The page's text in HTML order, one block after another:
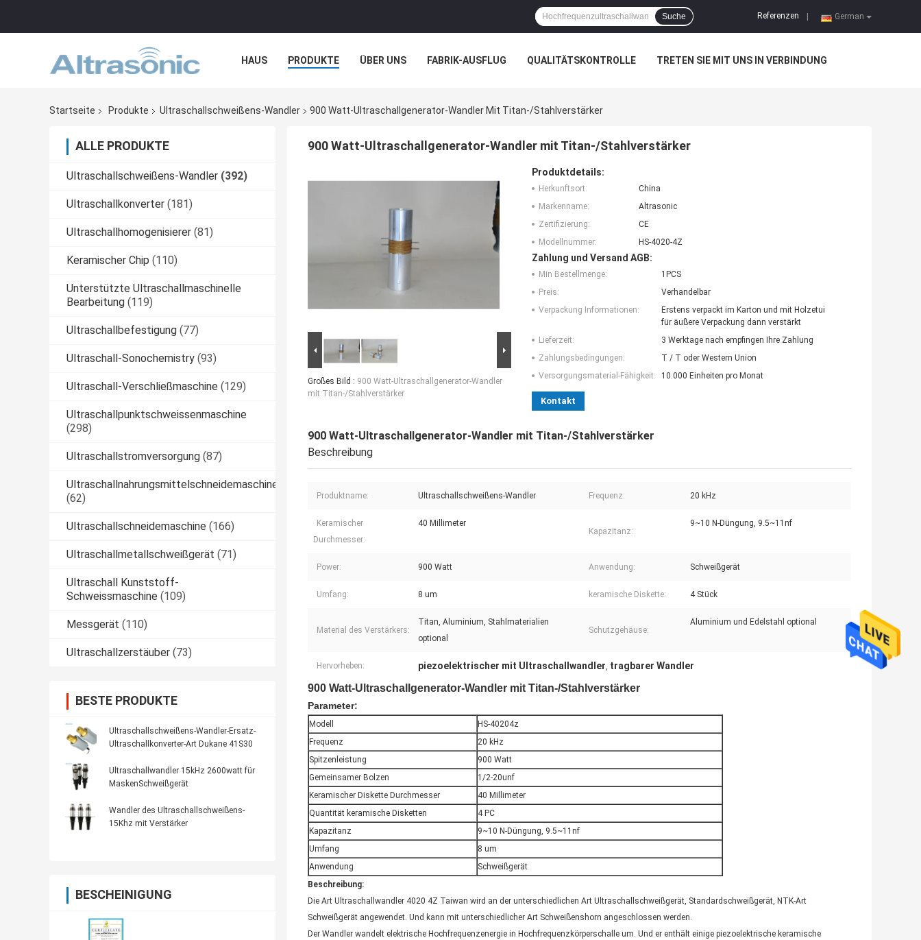
German
Referenzen
Suche
HAUS PRODUKTE ÜBER UNS FABRIK-AUSFLUG QUALITÄTSKONTROLLE TRETEN SIE MIT UNS IN VERBINDUNG
Startseite
Produkte Ultraschallschweißens-Wandler 900 Watt-Ultraschallgenerator-Wandler Mit Titan-/Stahlverstärker
ALLE PRODUKTE
Ultraschallschweißens-Wandler (392)
Ultraschallkonverter (181)
Ultraschallhomogenisierer (81)
Keramischer Chip (110)
Unterstützte Ultraschallmaschinelle
Bearbeitung (119)
Ultraschallbefestigung (77)
Ultraschall-Sonochemistry (93)
Ultraschall-Verschließmaschine (129)
Ultraschallpunktschweissenmaschine
(298)
Ultraschallstromversorgung (87)
Ultraschallnahrungsmittelschneidemaschine
(62)
Ultraschallschneidemaschine (166)
Ultraschallmetallschweißgerät (71)
Ultraschall Kunststoff-
Schweissmaschine (109)
Messgerät (110)
Ultraschallzerstäuber (73)
BESTE PRODUKTE
Ultraschallschweißens-Wandler-Ersatz-
Ultraschallkonverter-Art Dukane 41S30
Ultraschallwandler 15kHz 2600watt für
MaskenSchweißgerät
Wandler des Ultraschallschweißens-
15Khz mit Verstärker
BESCHEINIGUNG
900 Watt-Ultraschallgenerator-Wandler mit Titan-/Stahlverstärker
Großes Bild : 900 Watt-Ultraschallgenerator-Wandler
mit Titan-/Stahlverstärker
Produktdetails:
Herkunftsort:
China
Markenname:
Altrasonic
Zertifizierung:
CE
Modellnummer:
HS-4020-4Z
Zahlung und Versand AGB:
Min Bestellmenge:
1PCS
Preis:
Verhandelbar
Verpackung Informationen:
Erstens verpackt im Karton und mit Holzetui
für äußere Verpackung dann verstärkt
Lieferzeit:
3 Werktage nach empfingen Ihre Zahlung
Zahlungsbedingungen:
T / T oder Western Union
Versorgungsmaterial-Fähigkeit:
10.000 Einheiten pro Monat
Kontakt
900 Watt-Ultraschallgenerator-Wandler mit Titan-/Stahlverstärker
Beschreibung
Produktname: Ultraschallschweißens-Wandler Frequenz: 20 kHz
Keramischer
Durchmesser:
40 Millimeter
Kapazitanz:
9~10 N-Düngung, 9.5~11nf
Power: 900 Watt Anwendung: Schweißgerät
Umfang: 8 um keramische Diskette: 4 Stück
Material des Verstärkers:
Titan, Aluminium, Stahlmaterialien
optional
Schutzgehäuse:
Aluminium und Edelstahl optional
Hervorheben: piezoelektrischer mit Ultraschallwandler, tragbarer Wandler
900 Watt-Ultraschallgenerator-Wandler mit Titan-/Stahlverstärker
Parameter:
Modell
HS-40204z
Frequenz
20 kHz
Spitzenleistung
900 Watt
Gemeinsamer Bolzen
1/2-20unf
Keramischer Diskette Durchmesser
40 Millimeter
Quantität keramische Disketten
4 PC
Kapazitanz
9~10 N-Düngung, 9.5~11nf
Umfang
8 um
Anwendung
Schweißgerät
Beschreibung:
Die Art Ultraschallwandler 4020 4Z Taiwan wird an der unterschiedlichen Art Ultraschallschweißgerät, Standardschweißgerät, NTK-Art
Schweißgerät angewendet. Und kann mit unterschiedlicher Art Schweißenshorn angeschlossen werden.
Der Wandler wandelt elektrische Hochfrequenzenergie in Hochfrequenzkörperschalle um. Und er enthält einige piezoelektrische keramische